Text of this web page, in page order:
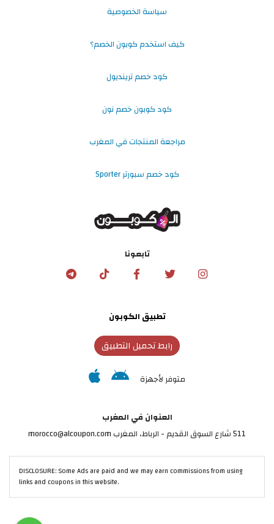
سياسة الخصوصية
كيف استخدم كوبون الخصم؟
كود خصم ترينديول
كود كوبون خصم نون
مراجعة المنتجات في المغرب
كود خصم سبورتر Sporter
تابعونا
تطبيق الكوبون
رابط تحميل التطبيق
متوفر لأجهزة
العنوان في المغرب
511 شارع السوق القديم - الرباط، المغرب morocco@alcoupon.com
DISCLOSURE: Some Ads are paid and we may earn commissions from using
links and coupons in this website.